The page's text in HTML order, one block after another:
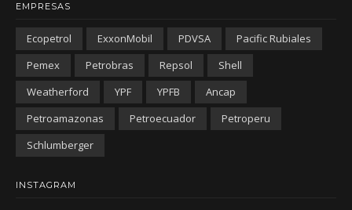
EMPRESAS
Ecopetrol ExxonMobil PDVSA
Pacific Rubiales
Pemex
Petrobras Repsol
Shell
Weatherford
YPF YPFB
Ancap
Petroamazonas
Petroecuador
Petroperu
Schlumberger
INSTAGRAM